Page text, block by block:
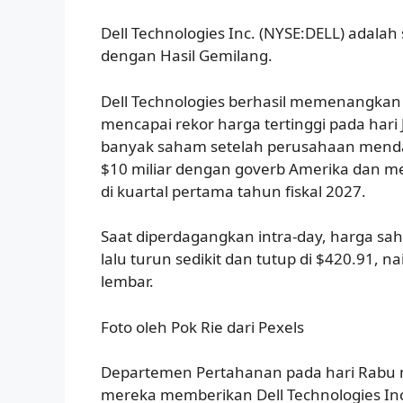
Dell Technologies Inc. (NYSE:DELL)
dengan Hasil Gemilang.
Dell Technologies berhasil
mencapai rekor harga tertinggi pada
banyak saham setelah perusahaan
$10 miliar dengan goverb Amerika dan
di kuartal pertama tahun fiskal 2027.
Saat diperdagangkan intra-day, harga
lalu turun sedikit dan tutup di $420.91,
lembar.
Foto oleh Pok Rie dari Pexels
Departemen Pertahanan pada hari
mereka memberikan Dell Technologies